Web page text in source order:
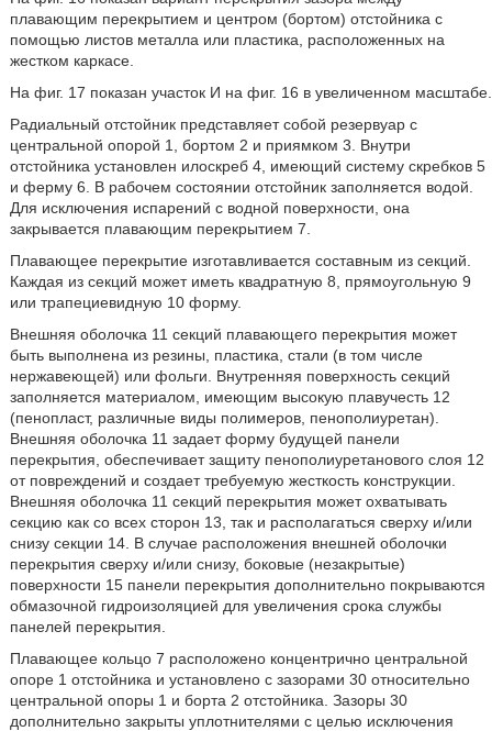
плавающим перекрытием и центром (бортом) отстойника с
помощью листов металла или пластика, расположенных на
жестком каркасе.
На фиг. 17 показан участок И на фиг. 16 в увеличенном масштабе.
Радиальный отстойник представляет собой резервуар с
центральной опорой 1, бортом 2 и приямком 3. Внутри
отстойника установлен илоскреб 4, имеющий систему скребков 5
и ферму 6. В рабочем состоянии отстойник заполняется водой.
Для исключения испарений с водной поверхности, она
закрывается плавающим перекрытием 7.
Плавающее перекрытие изготавливается составным из секций.
Каждая из секций может иметь квадратную 8, прямоугольную 9
или трапециевидную 10 форму.
Внешняя оболочка 11 секций плавающего перекрытия может
быть выполнена из резины, пластика, стали (в том числе
нержавеющей) или фольги. Внутренняя поверхность секций
заполняется материалом, имеющим высокую плавучесть 12
(пенопласт, различные виды полимеров, пенополиуретан).
Внешняя оболочка 11 задает форму будущей панели
перекрытия, обеспечивает защиту пенополиуретанового слоя 12
от повреждений и создает требуемую жесткость конструкции.
Внешняя оболочка 11 секций перекрытия может охватывать
секцию как со всех сторон 13, так и располагаться сверху и/или
снизу секции 14. В случае расположения внешней оболочки
перекрытия сверху и/или снизу, боковые (незакрытые)
поверхности 15 панели перекрытия дополнительно покрываются
обмазочной гидроизоляцией для увеличения срока службы
панелей перекрытия.
Плавающее кольцо 7 расположено концентрично центральной
опоре 1 отстойника и установлено с зазорами 30 относительно
центральной опоры 1 и борта 2 отстойника. Зазоры 30
дополнительно закрыты уплотнителями с целью исключения